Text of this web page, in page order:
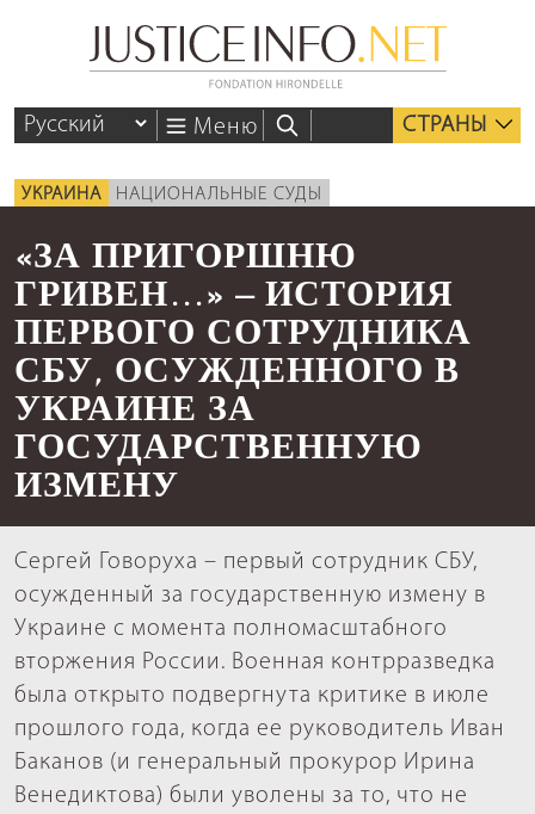
Меню СТРАНЫ
УКРАИНА НАЦИОНАЛЬНЫЕ СУДЫ
«ЗА ПРИГОРШНЮ
ГРИВЕН…» – ИСТОРИЯ
ПЕРВОГО СОТРУДНИКА
СБУ, ОСУЖДЕННОГО В
УКРАИНЕ ЗА
ГОСУДАРСТВЕННУЮ
ИЗМЕНУ
Сергей Говоруха – первый сотрудник СБУ,
осужденный за государственную измену в
Украине с момента полномасштабного
вторжения России. Военная контрразведка
была открыто подвергнута критике в июле
прошлого года, когда ее руководитель Иван
Баканов (и генеральный прокурор Ирина
Венедиктова) были уволены за то, что не